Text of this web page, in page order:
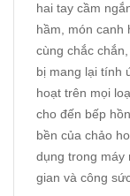
hai tay cầm
hầm, món canh
cùng chắc
bị mang lại tính
hoạt trên mọi
cho đến bếp
bền của chảo
dụng trong máy
gian và công